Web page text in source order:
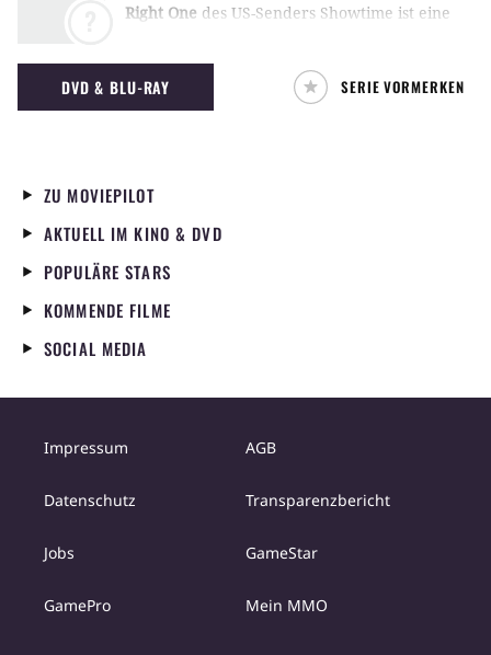
Right One des US-Senders Showtime ist eine
Nacht von John Ajvide Lindqvist. Die
Handlung folgt einem Vater und seiner
Tochter, die vor 10 Jahren in einen Vampir
DVD & BLU-RAY SERIE VORMERKEN
ZU MOVIEPILOT
AKTUELL IM KINO & DVD
POPULÄRE STARS
KOMMENDE FILME
SOCIAL MEDIA
Impressum AGB
Datenschutz Transparenzbericht
Jobs GameStar
GamePro Mein MMO